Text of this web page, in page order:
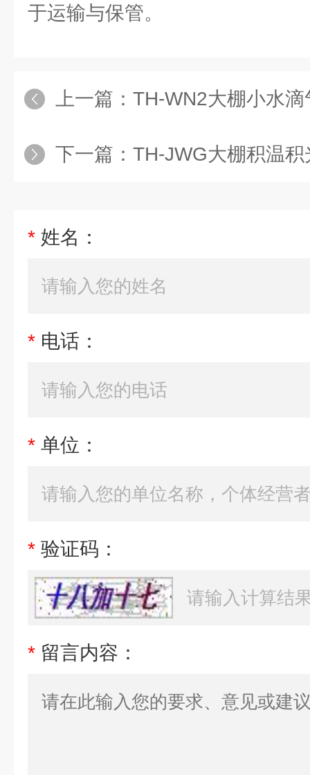
于运输与保管。
上一篇： TH-WN2大棚小水滴
下一篇： TH-JWG大棚积温
* 姓名：
* 电话：
* 单位：
* 验证码：
* 留言内容：